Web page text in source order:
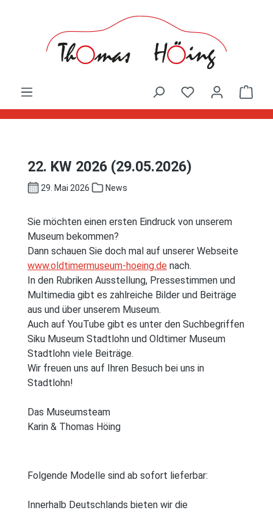
22. KW 2026 (29.05.2026)
29. Mai 2026 News
Sie möchten einen ersten Eindruck von unserem
Museum bekommen?
Dann schauen Sie doch mal auf unserer Webseite
www.oldtimermuseum-hoeing.de nach.
In den Rubriken Ausstellung, Pressestimmen und
Multimedia gibt es zahlreiche Bilder und Beiträge
aus und über unserem Museum.
Auch auf YouTube gibt es unter den Suchbegriffen
Siku Museum Stadtlohn und Oldtimer Museum
Stadtlohn viele Beiträge.
Wir freuen uns auf Ihren Besuch bei uns in
Stadtlohn!
Das Museumsteam
Karin & Thomas Höing
Folgende Modelle sind ab sofort lieferbar:
Innerhalb Deutschlands bieten wir die